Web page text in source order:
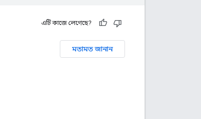
এটি কাজে লেগেছে?
মতামত জানান